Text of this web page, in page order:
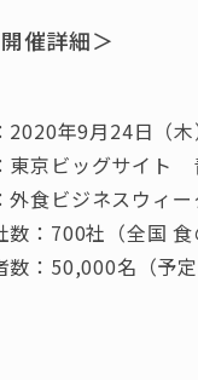
催詳細＞
2020年9月24日（木
東京ビッグサイト
外食ビジネスウィ
数：700社（全国 食
数：50,000名（予定